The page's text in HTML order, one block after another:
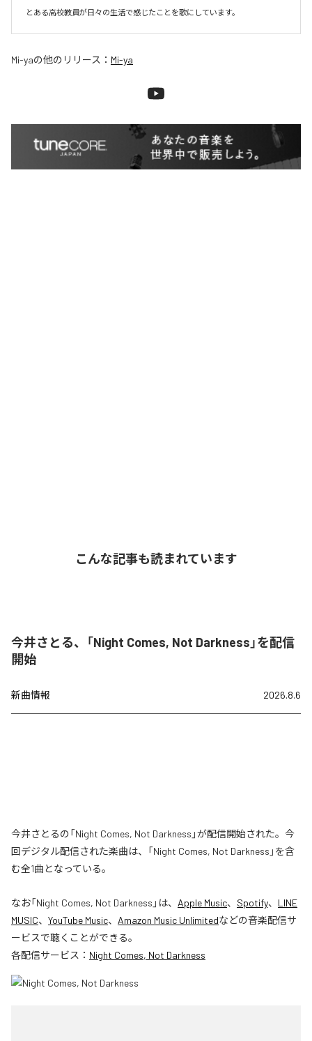
とある高校教員が日々の生活で感じたことを歌にしています。
Mi-yaの他のリリース： Mi-ya
こんな記事も読まれています
今井さとる、「Night Comes, Not Darkness」を配信
開始
新曲情報 2026.8.6
今井さとるの「Night Comes, Not Darkness」が配信開始された。今
回デジタル配信された楽曲は、「Night Comes, Not Darkness」を含
む全1曲となっている。
なお「Night Comes, Not Darkness 」は、 Apple Music、 Spotify、 LINE
MUSIC、 YouTube Music、 Amazon Music Unlimitedなどの音楽配信サ
ービスで聴くことができる。
各配信サービス： Night Comes, Not Darkness